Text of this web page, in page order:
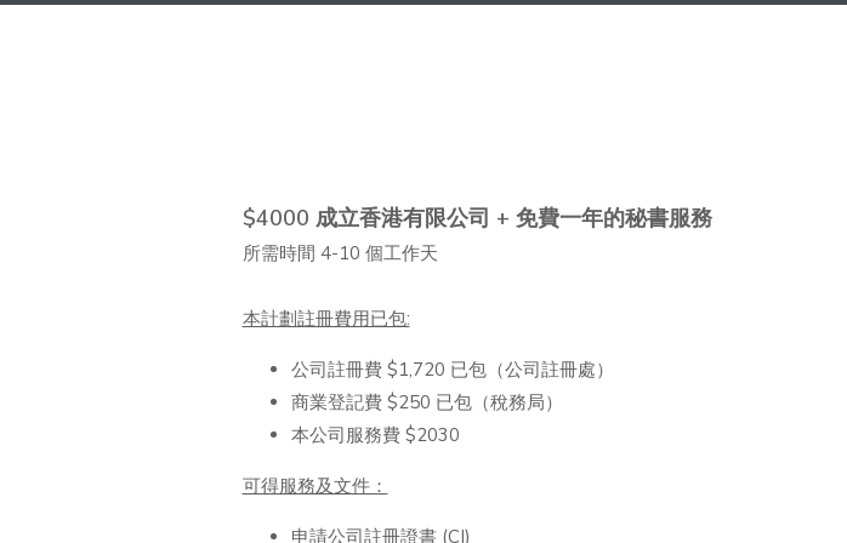
$4000 成立香港有限公司 + 免費一年的秘書服務
所需時間 4-10 個工作天
本計劃註冊費用已包:
公司註冊費 $1,720 已包（公司註冊處）
商業登記費 $250 已包（稅務局）
本公司服務費 $2030
可得服務及文件：
申請公司註冊證書 (CI)